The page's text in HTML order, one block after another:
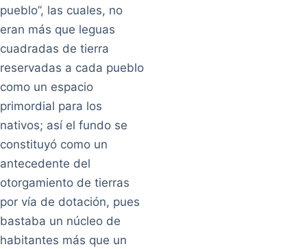
pueblo”, las cuales, no
eran más que leguas
cuadradas de tierra
reservadas a cada pueblo
como un espacio
primordial para los
nativos; así el fundo se
constituyó como un
antecedente del
otorgamiento de tierras
por vía de dotación, pues
bastaba un núcleo de
habitantes más que un